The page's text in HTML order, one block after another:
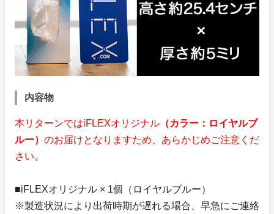
内容物
本リターンではiFLEXオリジナル （カラー：ロイヤルブ
ルー） のお届けとなりますため、あらかじめご注意くだ
さい。
■iFLEXオリジナル × 1個（ロイヤルブルー）
※製造状況により出荷時期が遅れる場合、早急にご連絡